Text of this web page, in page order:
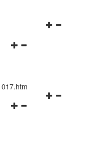
Navigationsmenü
Navigationsmenü